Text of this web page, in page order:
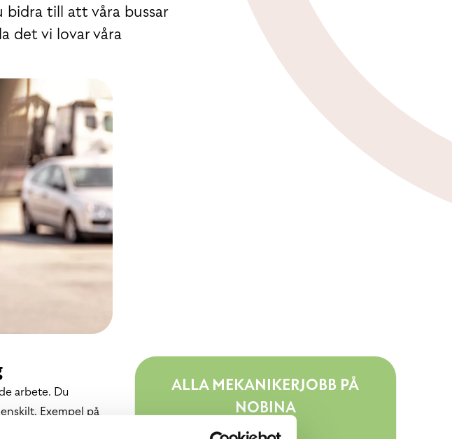
till att våra bussar
det vi lovar våra
arbete. Du
Exempel på
bussarna.
ALLA MEKANIKERJOBB PÅ
NOBINA
*****